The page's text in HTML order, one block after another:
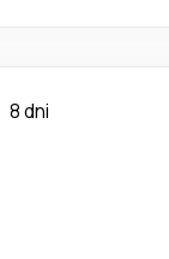
8 dni